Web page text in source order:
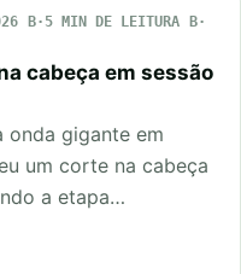
5 MIN DE LEITURA
cabeça em sessão
onda gigante em
um corte na cabeça
a etapa…